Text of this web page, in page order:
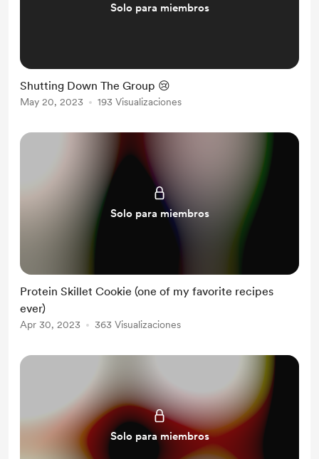
Solo para miembros
Shutting Down The Group 😢
May 20, 2023 193 Visualizaciones
Solo para miembros
Protein Skillet Cookie (one of my favorite recipes
ever)
Apr 30, 2023 363 Visualizaciones
Solo para miembros